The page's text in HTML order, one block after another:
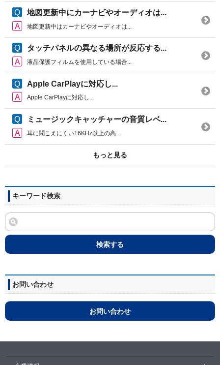
地図更新中にカーナビやオーディオは...
地図更新中はカーナビやオーディオは...
タッチパネルの異なる場所が反応する...
液晶保護フィルムを使用している場合...
Apple CarPlayに対応し...
Apple CarPlayに対応し...
ミュージックキャッチャーの音質レベ...
耳に聞こえにくい16KHz以上の高...
もっと見る
キーワード検索
検索する
お問い合わせ
お問い合わせ